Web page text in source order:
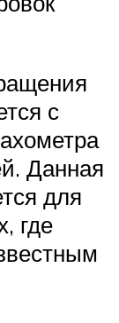
с
Данная
для
где